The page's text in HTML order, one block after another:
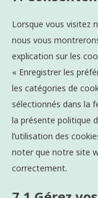
Lorsque vous visitez
nous vous
explication sur les
« Enregistrer les
les catégories de
sélectionnés dans la
la présente politique
l’utilisation des
noter que notre site
correctement.